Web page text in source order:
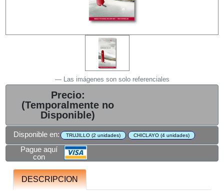
Las imágenes son solo referenciales
Precio:
(Temporalmente no
Disponible)
Disponible en: TRUJILLO (2 unidades) CHICLAYO (4 unidades)
Pague aquí
con
DESCRIPCION